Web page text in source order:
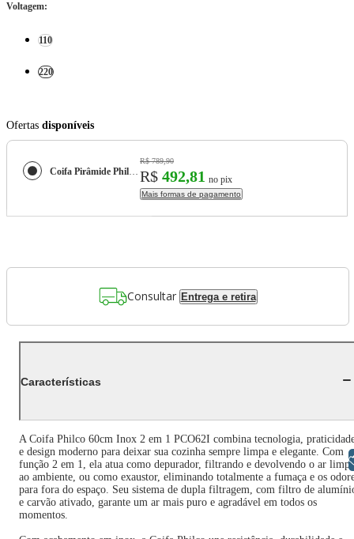
Voltagem:
110
220
Ofertas disponíveis
Coifa Pirâmide Philco 2 em 1 60cm Inox PCO62I
R$ 789,90
R$ 492,81 no pix
Mais formas de pagamento
Consultar Entrega e retira
Características
A Coifa Philco 60cm Inox 2 em 1 PCO62I combina tecnologia,
e design moderno para deixar sua cozinha sempre limpa e elegante. Com
função 2 em 1, ela atua como depurador, filtrando e devolvendo o ar
ao ambiente, ou como exaustor, eliminando totalmente a fumaça e os
para fora do espaço. Seu sistema de dupla filtragem, com filtro de
e carvão ativado, garante um ar mais puro e agradável em todos os
momentos.
Libras